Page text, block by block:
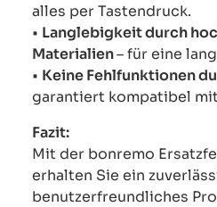
alles per Tastendruck.
• Langlebigkeit durch
Materialien– für eine
• Keine Fehlfunktionen
garantiert kompatibel
Fazit:
Mit der bonremo
erhalten Sie ein
benutzerfreundliches